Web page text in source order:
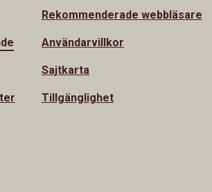
Rekommenderade webbläsare
Användarvillkor
Sajtkarta
Tillgänglighet